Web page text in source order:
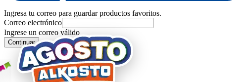
Ingresa tu correo para guardar productos favoritos.
Correo electrónico
Ingrese un correo válido
Continuar